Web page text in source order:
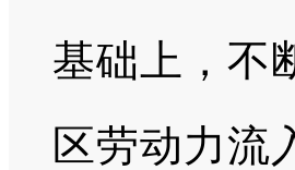
基础上，不
区劳动力流